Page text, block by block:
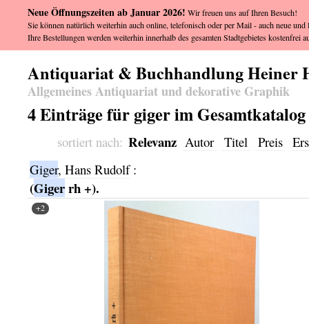
Antiquariat & Buchhandlung Heiner
Allgemeines Antiquariat und dekorative Graphik
4 Einträge für giger im Gesamtkatalog
sortiert nach: Relevanz Autor Titel Preis
Giger, Hans Rudolf:
(Gigerrh +).
+2
Neue Öffnungszeiten ab Januar 2026! Wir freuen uns auf Ihren Besuch!
Sie können natürlich weiterhin auch online, telefonisch oder per Mail - auch neue
Ihre Bestellungen werden weiterhin innerhalb des gesamten Stadtgebietes kostenfrei